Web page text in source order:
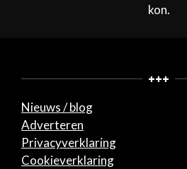
kon.
+++
Nieuws / blog
Adverteren
Privacyverklaring
Cookieverklaring